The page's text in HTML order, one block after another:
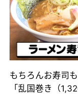
もちろんお寿司
「乱国巻き（